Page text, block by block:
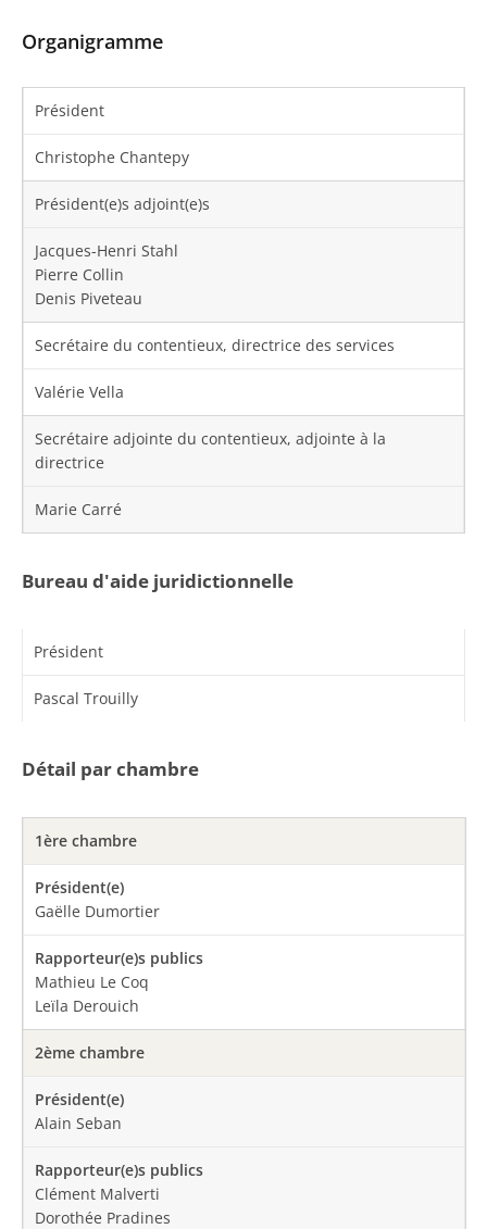
Organigramme
Président
Christophe Chantepy
Président(e)s adjoint(e)s
Jacques-Henri Stahl
Pierre Collin
Denis Piveteau
Secrétaire du contentieux, directrice des services
Valérie Vella
Secrétaire adjointe du contentieux, adjointe à la
directrice
Marie Carré
Bureau d'aide juridictionnelle
Président
Pascal Trouilly
Détail par chambre
1ère chambre
Gaëlle Dumortier
Mathieu Le Coq
Leïla Derouich
2ème chambre
Alain Seban
Clément Malverti
Dorothée Pradines